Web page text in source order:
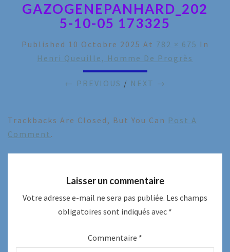
GAZOGENEPANHARD_202
5-10-05 173325
Published 10 Octobre 2025 At 782 × 675 In
Henri Queuille, Homme De Progrès
← PREVIOUS / NEXT →
Trackbacks Are Closed, But You Can Post A
Comment .
Laisser un commentaire
Votre adresse e-mail ne sera pas publiée. Les champs
obligatoires sont indiqués avec *
Commentaire *